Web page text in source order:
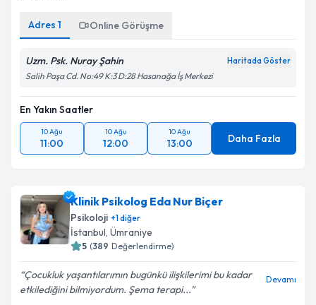
Adres 1 Online Görüşme
Uzm. Psk. Nuray Şahin Haritada Göster
Salih Paşa Cd. No:49 K:3 D:28 Hasanağa İş Merkezi
En Yakın Saatler
10 Ağu
11:00
10 Ağu
12:00
10 Ağu
13:00 Daha Fazla
Klinik Psikolog Eda Nur Biçer
Psikoloji +1diğer
İstanbul, Ümraniye
5 (389 Değerlendirme)
Çocukluk yaşantılarımın bugünkü ilişkilerimi bu kadar
etkilediğini bilmiyordum. Şema terapi...
Devamı